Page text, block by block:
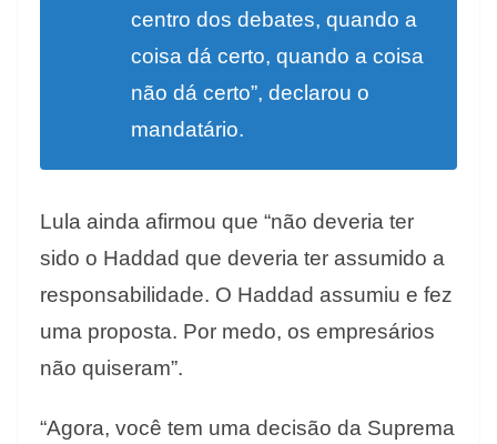
centro dos debates, quando a
coisa dá certo, quando a coisa
não dá certo”, declarou o
mandatário.
Lula ainda afirmou que “não deveria ter
sido o Haddad que deveria ter assumido a
responsabilidade. O Haddad assumiu e fez
uma proposta. Por medo, os empresários
não quiseram”.
“Agora, você tem uma decisão da Suprema